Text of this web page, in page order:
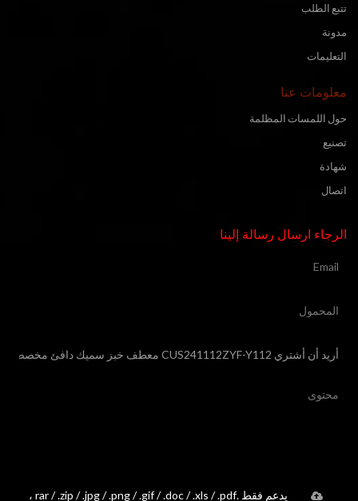
تتبع الطلب
مدونة
التعليمات
معلومات عنا
حول اللمسات المظلمة
تصنيع
شهادة
اتصال
الرجاء ارسال رسالة إلينا
يدعم فقط .rar / .zip / .jpg / .png / .gif / .doc / .xls / .pdf ،